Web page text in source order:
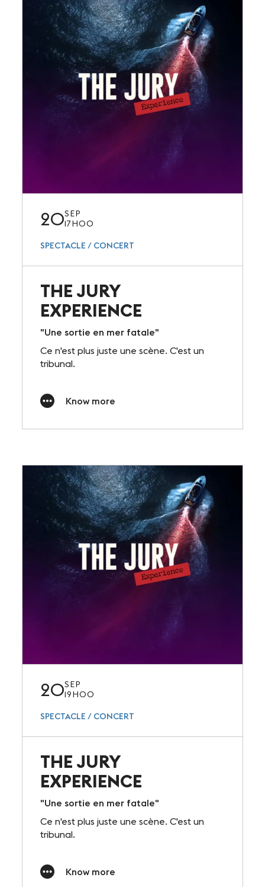
20SEP
17H00
SPECTACLE / CONCERT
THE JURY
EXPERIENCE
"Une sortie en mer fatale"
Ce n'est plus juste une scène. C'est un
tribunal.
Know more
20SEP
19H00
SPECTACLE / CONCERT
THE JURY
EXPERIENCE
"Une sortie en mer fatale"
Ce n'est plus juste une scène. C'est un
tribunal.
Know more